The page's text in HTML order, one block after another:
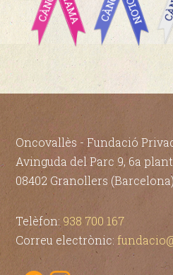
Oncovallès - Fundació
Avinguda del Parc 9, 6a
08402 Granollers (Barcelona)
Telèfon: 938 700 167
Correu electrònic: